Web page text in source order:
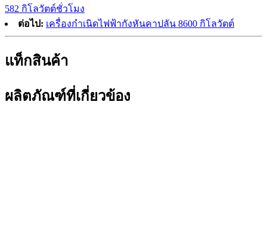
582 กิโลวัตต์ชั่วโมง
ต่อไป: เครื่องกำเนิดไฟฟ้ากังหันคาปลัน 8600 กิโลวัตต์
แท็กสินค้า
ผลิตภัณฑ์ที่เกี่ยวข้อง